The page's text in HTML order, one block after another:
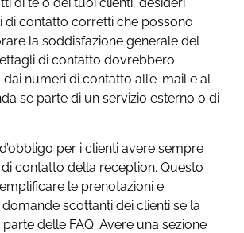
di te o dei tuoi clienti, desideri
di contatto corretti che possono
la soddisfazione generale del
di contatto dovrebbero
numeri di contatto all’e-mail e al
se parte di un servizio esterno o di
per i clienti avere sempre
contatto della reception. Questo
le prenotazioni e
scottanti dei clienti se la
delle FAQ. Avere una sezione